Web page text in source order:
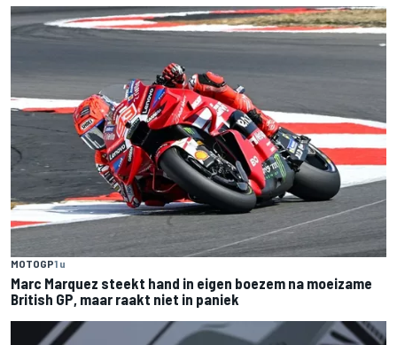
MOTOGP1 u
Marc Marquez steekt hand in eigen boezem na moeizame
British GP, maar raakt niet in paniek